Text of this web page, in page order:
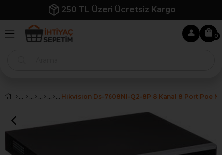
250 TL Üzeri Ücretsiz Kargo
0
Hikvision Ds-7608NI-Q2-8P 8 Kanal 8 Port Poe